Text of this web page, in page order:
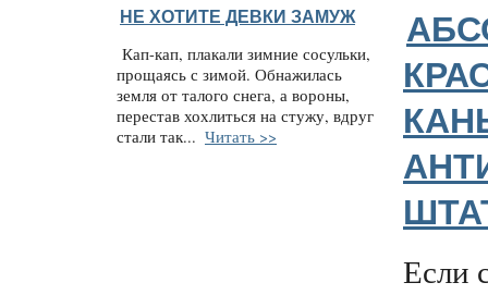
НЕ ХОТИТЕ ДЕВКИ ЗАМУЖ
Кап-кап, плакали зимние сосульки,
прощаясь с зимой. Обнажилась
земля от талого снега, а вороны,
перестав хохлиться на стужу, вдруг
стали так... Читать >>
Если